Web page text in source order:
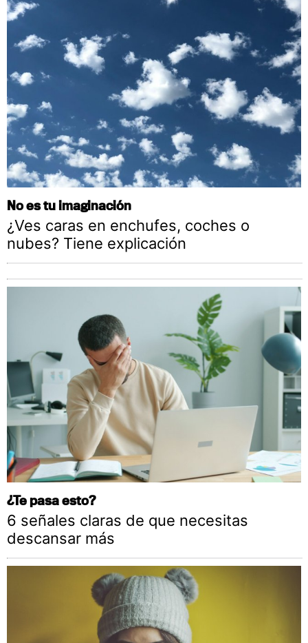
No es tu imaginación
¿Ves caras en enchufes, coches o
nubes? Tiene explicación
¿Te pasa esto?
6 señales claras de que necesitas
descansar más